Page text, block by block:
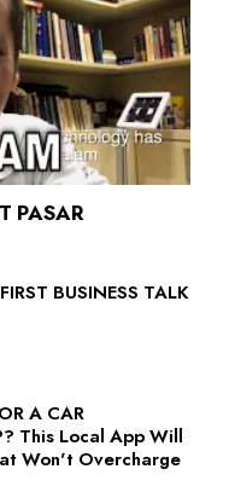
PASAR
BUSINESS TALK
A CAR
This Local App Will
Won't Overcharge